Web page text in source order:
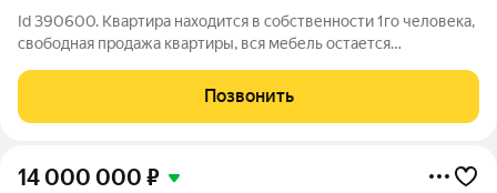
Id 390600. Квартира находится в собственности 1го человека,
свободная продажа квартиры, вся мебель остается
пешей доступности от остановок общественного транспорта,
до метро (станция
Позвонить
14 000 000 ₽